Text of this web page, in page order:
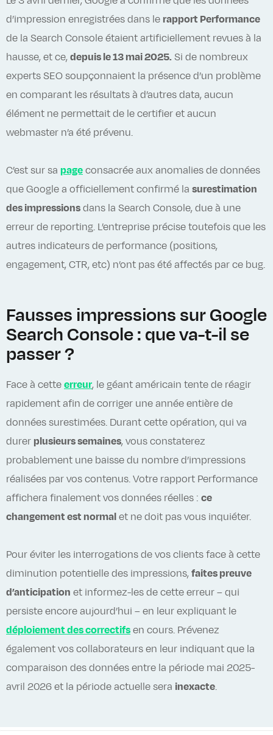
d’impression enregistrées dans le rapport Performance
de la Search Console étaient artificiellement revues à la
hausse, et ce, depuis le 13 mai 2025. Si de nombreux
experts SEO soupçonnaient la présence d’un problème
en comparant les résultats à d’autres data, aucun
élément ne permettait de le certifier et aucun
webmaster n’a été prévenu.
C’est sur sa page consacrée aux anomalies de données
que Google a officiellement confirmé la surestimation
des impressions dans la Search Console, due à une
erreur de reporting. L’entreprise précise toutefois que les
autres indicateurs de performance (positions,
engagement, CTR, etc) n’ont pas été affectés par ce bug.
Fausses impressions sur Google
Search Console : que va-t-il se
passer ?
Face à cette erreur, le géant américain tente de réagir
rapidement afin de corriger une année entière de
données surestimées. Durant cette opération, qui va
durer plusieurs semaines, vous constaterez
probablement une baisse du nombre d’impressions
réalisées par vos contenus. Votre rapport Performance
affichera finalement vos données réelles : ce
changement est normal et ne doit pas vous inquiéter.
Pour éviter les interrogations de vos clients face à cette
diminution potentielle des impressions, faites preuve
d’anticipation et informez-les de cette erreur – qui
persiste encore aujourd’hui – en leur expliquant le
déploiement des correctifs en cours. Prévenez
également vos collaborateurs en leur indiquant que la
comparaison des données entre la période mai 2025-
avril 2026 et la période actuelle sera inexacte.